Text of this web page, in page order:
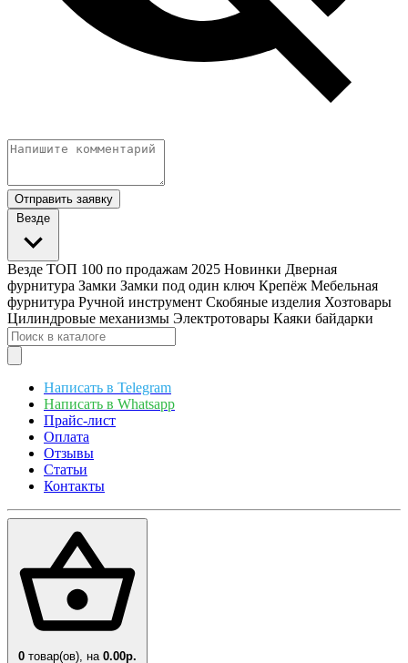
Отправить заявку
Везде
Везде ТОП 100 по продажам 2025 Новинки Дверная
фурнитура Замки Замки под один ключ Крепёж Мебельная
фурнитура Ручной инструмент Скобяные изделия Хозтовары
Цилиндровые механизмы Электротовары Каяки байдарки
Написать в Telegram
Написать в Whatsapp
Прайс-лист
Оплата
Отзывы
Статьи
Контакты
0 товар(ов), на 0.00р.